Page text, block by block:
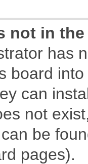
not in
has
board
can
not
be
pages).